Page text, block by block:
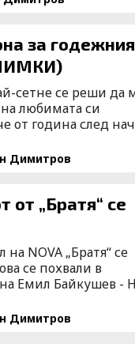
за годежния
сетне се реши да
любимата си
от година след
Димитров
„Братя“ се
NOVA „Братя“ се
се похвали в
Емил Байкушев -
Димитров